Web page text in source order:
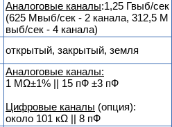
Аналоговые каналы:1,25 Гвыб/сек
(625 Мвыб/сек - 2 канала, 312,5 М
выб/сек - 4 канала)
открытый, закрытый, земля
Аналоговые каналы:
1 MΩ±1% || 15 пФ ±3 пФ
Цифровые каналы (опция):
около 101 кΩ || 8 пФ